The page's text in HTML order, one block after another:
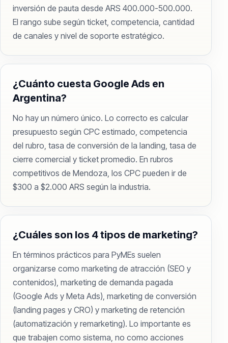
inversión de pauta desde ARS 400.000-500.000.
El rango sube según ticket, competencia, cantidad
de canales y nivel de soporte estratégico.
¿Cuánto cuesta Google Ads en
Argentina?
No hay un número único. Lo correcto es calcular
presupuesto según CPC estimado, competencia
del rubro, tasa de conversión de la landing, tasa de
cierre comercial y ticket promedio. En rubros
competitivos de Mendoza, los CPC pueden ir de
$300 a $2.000 ARS según la industria.
¿Cuáles son los 4 tipos de marketing?
En términos prácticos para PyMEs suelen
organizarse como marketing de atracción (SEO y
contenidos), marketing de demanda pagada
(Google Ads y Meta Ads), marketing de conversión
(landing pages y CRO) y marketing de retención
(automatización y remarketing). Lo importante es
que trabajen como sistema, no como acciones